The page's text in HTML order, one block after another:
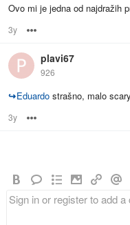
Ovo mi je jedna od najdražih
3y
plavi67
926
↪Eduardo strašno, malo
3y